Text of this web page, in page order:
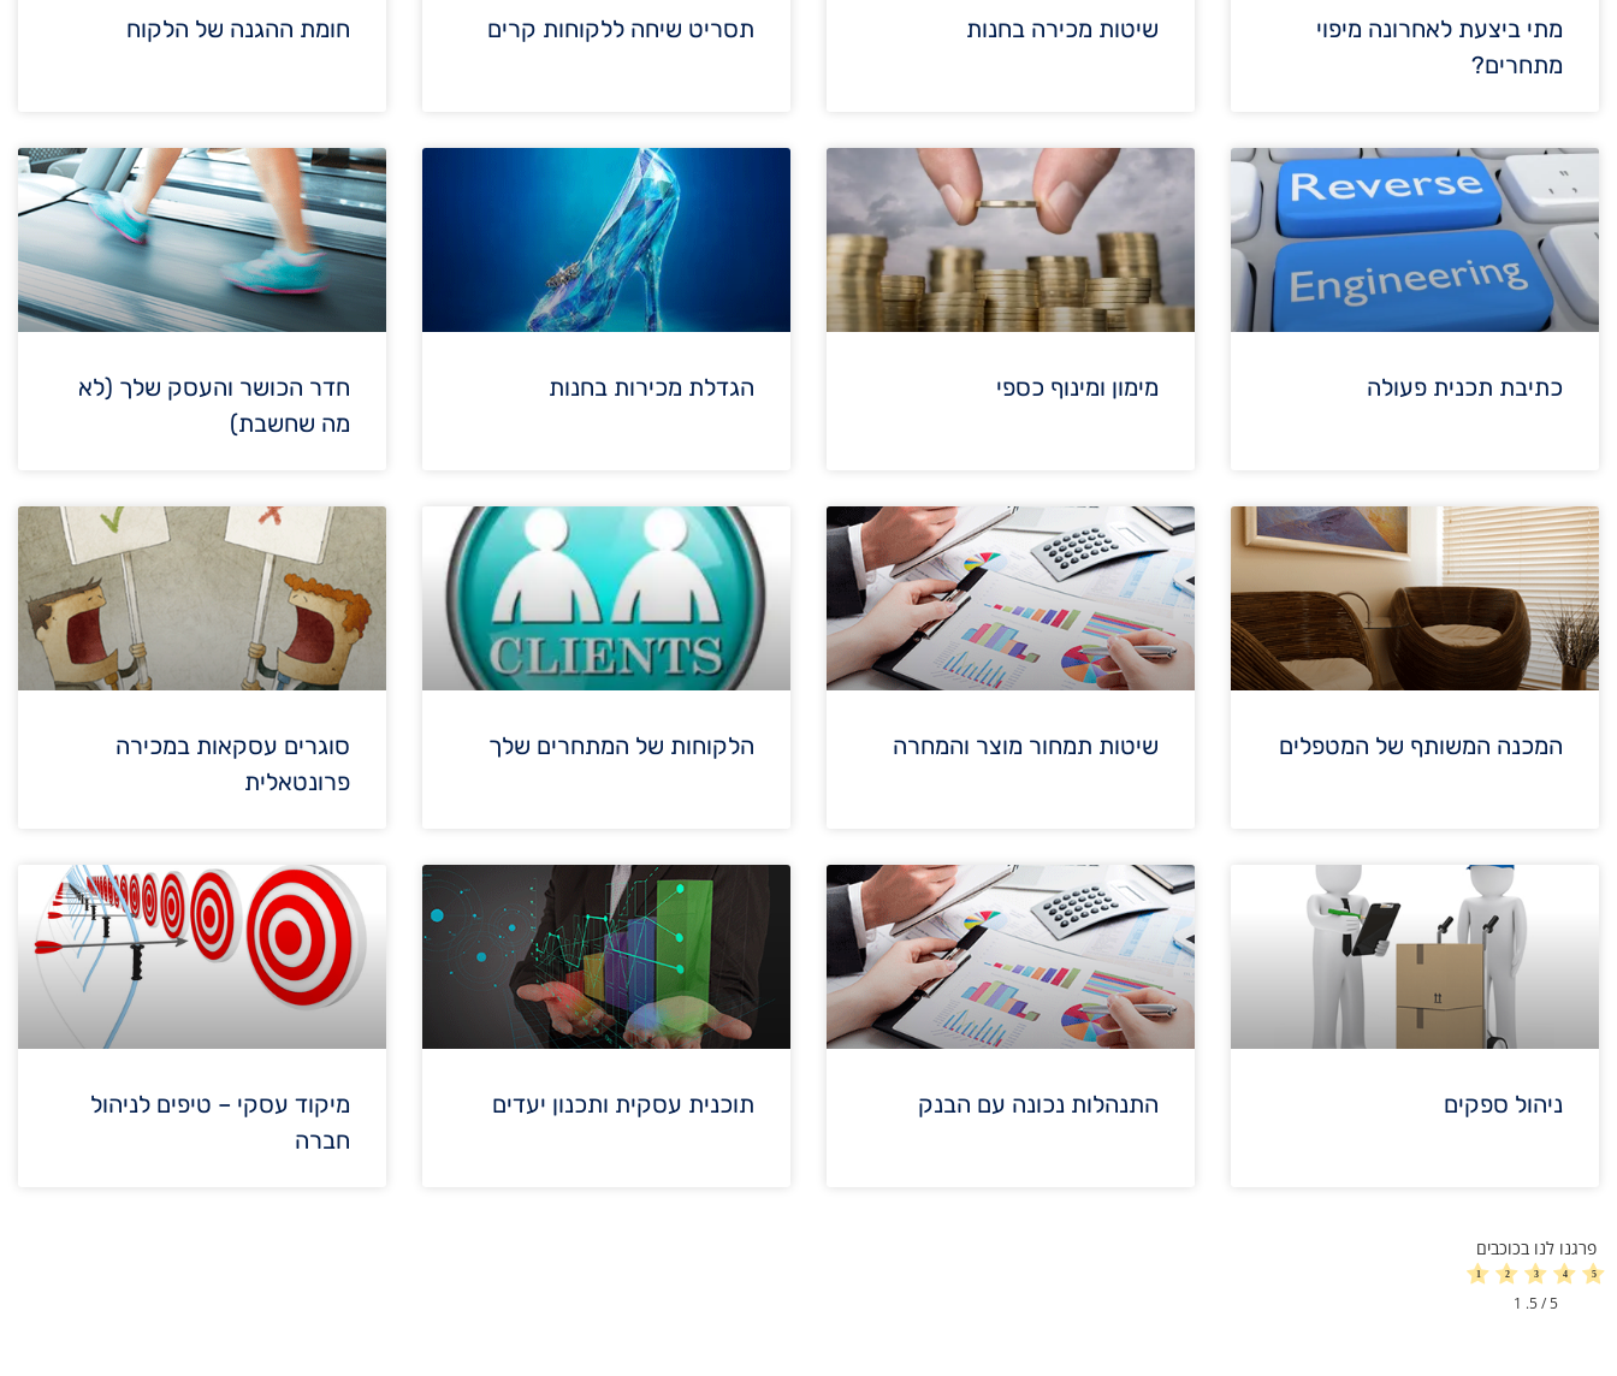
מתי ביצעת לאחרונה מיפוי
מתחרים?
שיטות מכירה בחנות תסריט שיחה ללקוחות קרים חומת ההגנה של הלקוח
כתיבת תכנית פעולה מימון ומינוף כספי הגדלת מכירות בחנות
חדר הכושר והעסק שלך (לא
מה שחשבת)
המכנה המשותף של המטפלים שיטות תמחור מוצר והמחרה הלקוחות של המתחרים שלך
סוגרים עסקאות במכירה
פרונטאלית
ניהול ספקים התנהלות נכונה עם הבנק תוכנית עסקית ותכנון יעדים
מיקוד עסקי – טיפים לניהול
חברה
פרגנו לנו בכוכבים
5
/ 5.
1